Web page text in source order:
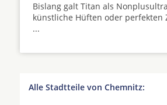
Bislang galt Titan als
künstliche Hüften oder perfekten
...
Alle Stadtteile von Chemnitz: